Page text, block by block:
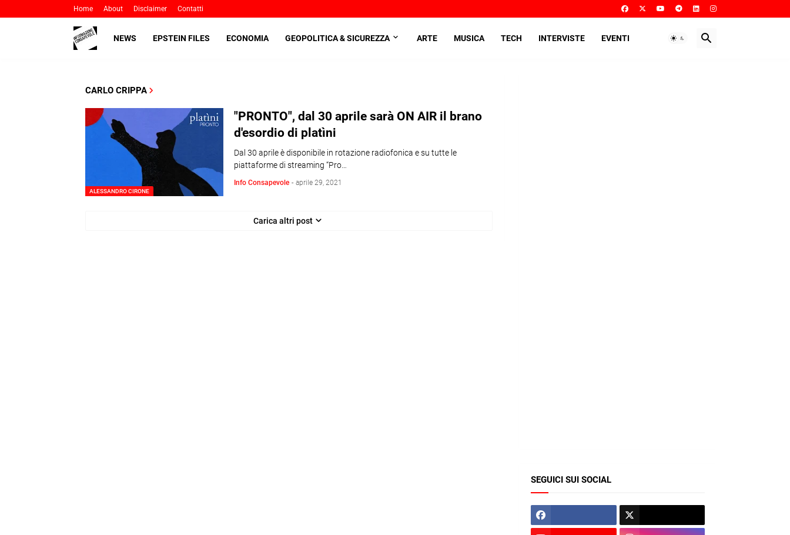
Home About Disclaimer Contatti
NEWS EPSTEIN FILES ECONOMIA GEOPOLITICA & SICUREZZA ARTE MUSICA TECH INTERVISTE EVENTI
CARLO CRIPPA
ALESSANDRO CIRONE
"PRONTO", dal 30 aprile sarà ON AIR il brano
d'esordio di platìni
Dal 30 aprile è disponibile in rotazione radiofonica e su tutte le
piattaforme di streaming “Pro…
Info Consapevole - aprile 29, 2021
Carica altri post
SEGUICI SUI SOCIAL